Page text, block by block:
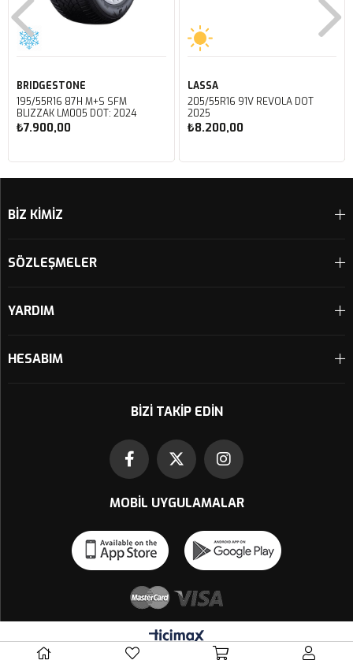
BRIDGESTONE
195/55R16 87H M+S SFM
BLIZZAK LM005 DOT: 2024
₺7.900,00
LASSA
205/55R16 91V REVOLA DOT
2025
₺8.200,00
BİZ KİMİZ
SÖZLEŞMELER
YARDIM
HESABIM
BIZI TAKIP EDIN
MOBIL UYGULAMALAR